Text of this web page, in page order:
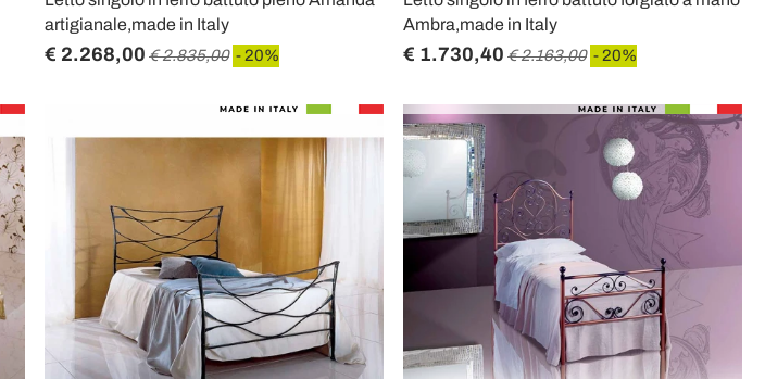
artigianale,made in Italy
€ 2.268,00 € 2.835,00 - 20%
Ambra,made in Italy
€ 1.730,40 € 2.163,00 - 20%